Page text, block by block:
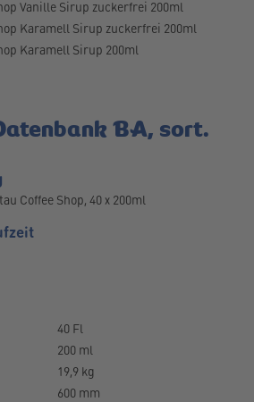
Vanille Sirup zuckerfrei 200ml
Karamell Sirup zuckerfrei 200ml
Karamell Sirup 200ml
BA, sort.
Coffee Shop, 40 x 200ml
40 Fl
200 ml
19,9 kg
600 mm